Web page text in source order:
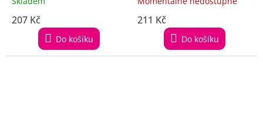
207 Kč
Do košíku
211 Kč
Do košíku